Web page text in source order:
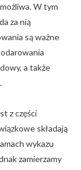
W tym
za nią
są ważne
a także
z części
składają
wykazu
zamierzamy